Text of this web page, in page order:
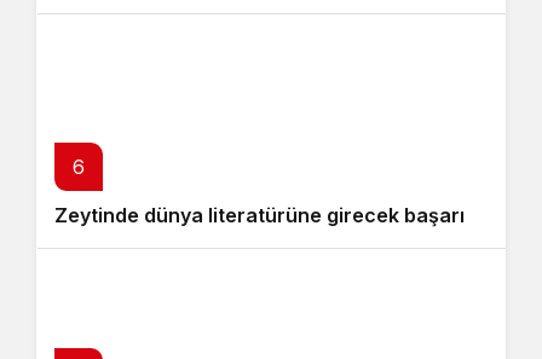
6
Zeytinde dünya literatürüne girecek başarı